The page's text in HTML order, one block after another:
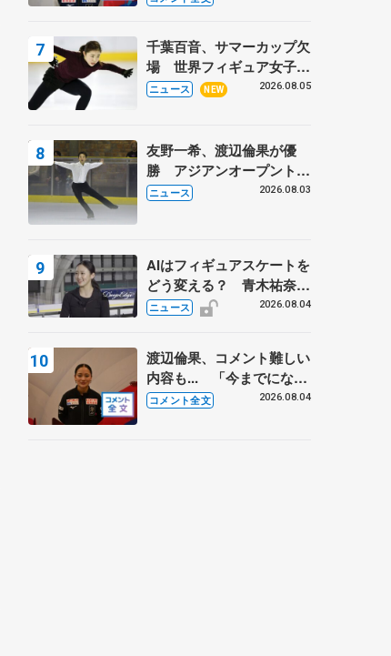
トロフィーフリー後】
千葉百音、サマーカップ欠
場 世界フィギュア女子2
位
ニュース NEW 2026.08.05
友野一希、渡辺倫果が優
勝 アジアンオープントロ
フィー
ニュース 2026.08.03
AIはフィギュアスケートを
どう変える？ 青木祐奈と
考える採点、トレーニング
ニュース 2026.08.04
渡辺倫果、コメント難しい
内容も... 「今までにない
くらい早めに仕上げられて
コメント全文 2026.08.04